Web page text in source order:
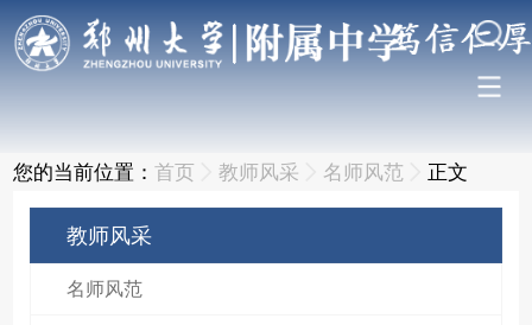
您的当前位置：首页 教师风采 名师风范 正文
教师风采
名师风范